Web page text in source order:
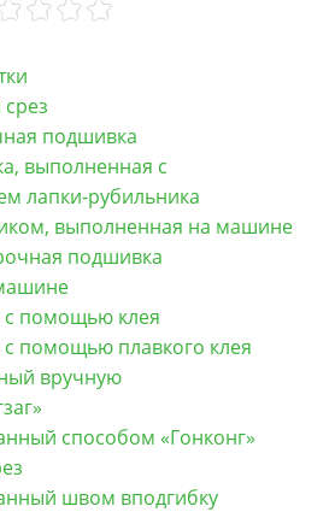
подшивка
выполненная с
лапки-рубильника
выполненная на машине
подшивка
с помощью клея
помощью плавкого клея
вручную
способом «Гонконг»
швом вподгибку